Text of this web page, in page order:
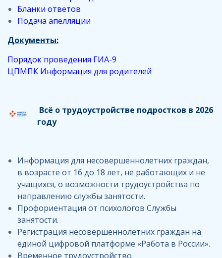
Бланки ответов
Подача апелляции
Документы:
Порядок проведения ГИА-9
ЦПМПК Информация для родителей
Всё о трудоустройстве подростков в 2026
году
Информация для несовершеннолетних граждан,
в возрасте от 16 до 18 лет, не работающих и не
учащихся, о возможности трудоустройства по
направлению службы занятости.
Профориентация от психологов Службы
занятости.
Регистрация несовершеннолетних граждан на
единой цифровой платформе «Работа в России».
Временное трудоустройство